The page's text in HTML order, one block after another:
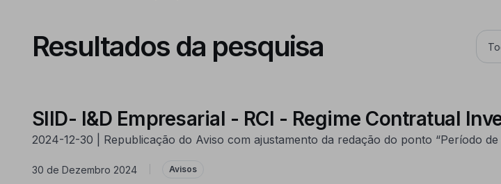
Resultados da pesquisa
SIID- I&D Empresarial - RCI - Regime Contratual
2024-12-30 | Republicação do Aviso com ajustamento da redação do ponto “Período de
30 de Dezembro 2024 Avisos